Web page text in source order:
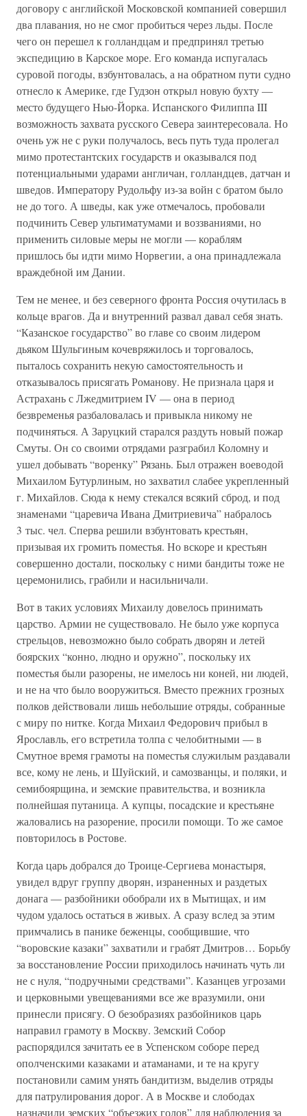
договору с английской Московской компанией совершил
два плавания, но не смог пробиться через льды. После
чего он перешел к голландцам и предпринял третью
экспедицию в Карское море. Его команда испугалась
суровой погоды, взбунтовалась, а на обратном пути судно
отнесло к Америке, где Гудзон открыл новую бухту —
место будущего Нью-Йорка. Испанского Филиппа III
возможность захвата русского Севера заинтересовала. Но
очень уж не с руки получалось, весь путь туда пролегал
мимо протестантских государств и оказывался под
потенциальными ударами англичан, голландцев, датчан и
шведов. Императору Рудольфу из-за войн с братом было
не до того. А шведы, как уже отмечалось, пробовали
подчинить Север ультиматумами и воззваниями, но
применить силовые меры не могли — кораблям
пришлось бы идти мимо Норвегии, а она принадлежала
враждебной им Дании.
Тем не менее, и без северного фронта Россия очутилась в
кольце врагов. Да и внутренний развал давал себя знать.
“Казанское государство” во главе со своим лидером
дьяком Шульгиным кочевряжилось и торговалось,
пыталось сохранить некую самостоятельность и
отказывалось присягать Романову. Не признала царя и
Астрахань с Лжедмитрием IV — она в период
безвременья разбаловалась и привыкла никому не
подчиняться. А Заруцкий старался раздуть новый пожар
Смуты. Он со своими отрядами разграбил Коломну и
ушел добывать “воренку” Рязань. Был отражен воеводой
Михаилом Бутурлиным, но захватил слабее укрепленный
г. Михайлов. Сюда к нему стекался всякий сброд, и под
знаменами “царевича Ивана Дмитриевича” набралось
3 тыс. чел. Сперва решили взбунтовать крестьян,
призывая их громить поместья. Но вскоре и крестьян
совершенно достали, поскольку с ними бандиты тоже не
церемонились, грабили и насильничали.
Вот в таких условиях Михаилу довелось принимать
царство. Армии не существовало. Не было уже корпуса
стрельцов, невозможно было собрать дворян и летей
боярских “конно, людно и оружно”, поскольку их
поместья были разорены, не имелось ни коней, ни людей,
и не на что было вооружиться. Вместо прежних грозных
полков действовали лишь небольшие отряды, собранные
с миру по нитке. Когда Михаил Федорович прибыл в
Ярославль, его встретила толпа с челобитными — в
Смутное время грамоты на поместья служилым раздавали
все, кому не лень, и Шуйский, и самозванцы, и поляки, и
семибоярщина, и земские правительства, и возникла
полнейшая путаница. А купцы, посадские и крестьяне
жаловались на разорение, просили помощи. То же самое
повторилось в Ростове.
Когда царь добрался до Троице-Сергиева монастыря,
увидел вдруг группу дворян, израненных и раздетых
донага — разбойники обобрали их в Мытищах, и им
чудом удалось остаться в живых. А сразу вслед за этим
примчались в панике беженцы, сообщившие, что
“воровские казаки” захватили и грабят Дмитров… Борьбу
за восстановление России приходилось начинать чуть ли
не с нуля, “подручными средствами”. Казанцев угрозами
и церковными увещеваниями все же вразумили, они
принесли присягу. О безобразиях разбойников царь
направил грамоту в Москву. Земский Собор
распорядился зачитать ее в Успенском соборе перед
ополченскими казаками и атаманами, и те на кругу
постановили самим унять бандитизм, выделив отряды
для патрулирования дорог. А в Москве и слободах
назначили земских “объезжих голов” для наблюдения за